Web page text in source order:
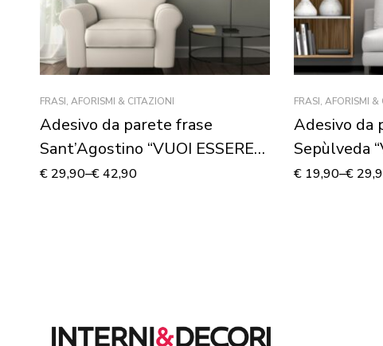
FRASI, AFORISMI & CITAZIONI
Adesivo da parete frase
Sant’Agostino “VUOI ESSERE
UN GRANDE?” – Adesivo
€ 29,90–€42,90
FRASI, AFORISMI &
Adesivo da
Sepùlveda
€19,90–€